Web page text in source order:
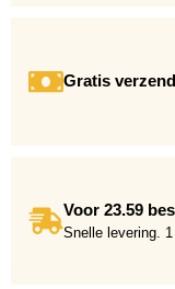
Gratis
Voor 23.59
Snelle levering.